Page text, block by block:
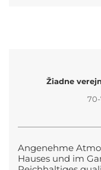
Žiadne
Angenehme
Hauses und im